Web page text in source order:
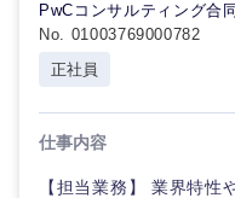
PwCコンサルティング合
No. 01003769000782
正社員
仕事内容
【担当業務】 業界特性